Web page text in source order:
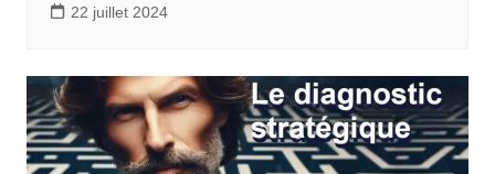
22 juillet 2024